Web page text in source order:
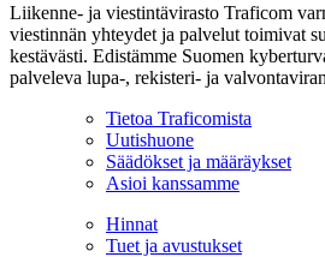
Liikenne- ja viestintävirasto Traficom
viestinnän yhteydet ja palvelut toimivat
kestävästi. Edistämme Suomen
palveleva lupa-, rekisteri- ja
Tietoa Traficomista
Uutishuone
Säädökset ja määräykset
Asioi kanssamme
Hinnat
Tuet ja avustukset